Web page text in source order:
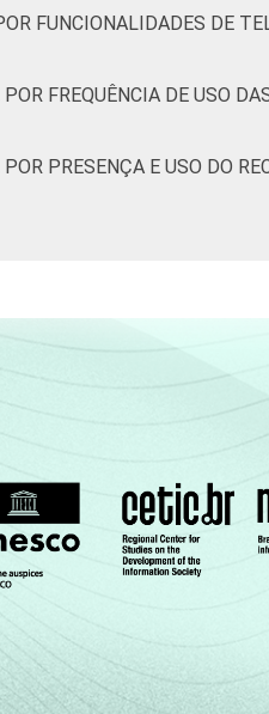
²Refere-se aos profissionais
ou aos que não responderam
FUNCIONALIDADES DE
FREQUÊNCIA DE USO
PRESENÇA E USO DO